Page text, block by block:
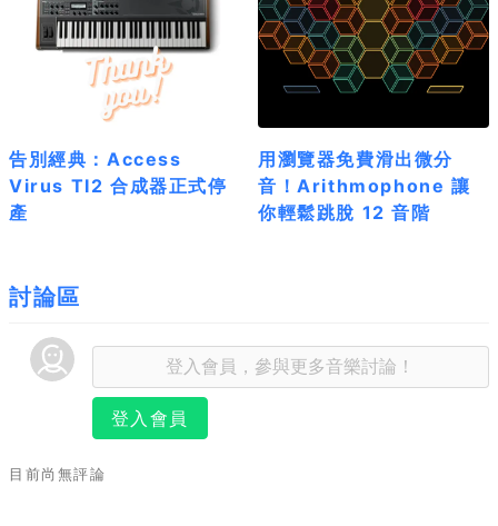
告別經典：Access
Virus TI2 合成器正式停
產
用瀏覽器免費滑出微分
音！Arithmophone 讓
你輕鬆跳脫 12 音階
討論區
登入會員
目前尚無評論